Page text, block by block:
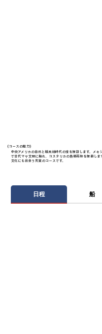
《​コースの魅力》
中央アメリカの自然と植民地時代の宝を探訪します。メ
で古代マヤ文明に触れ、コスタリカの熱帯雨林を探索し
文化にも出会う充実のコースです。
日程 船